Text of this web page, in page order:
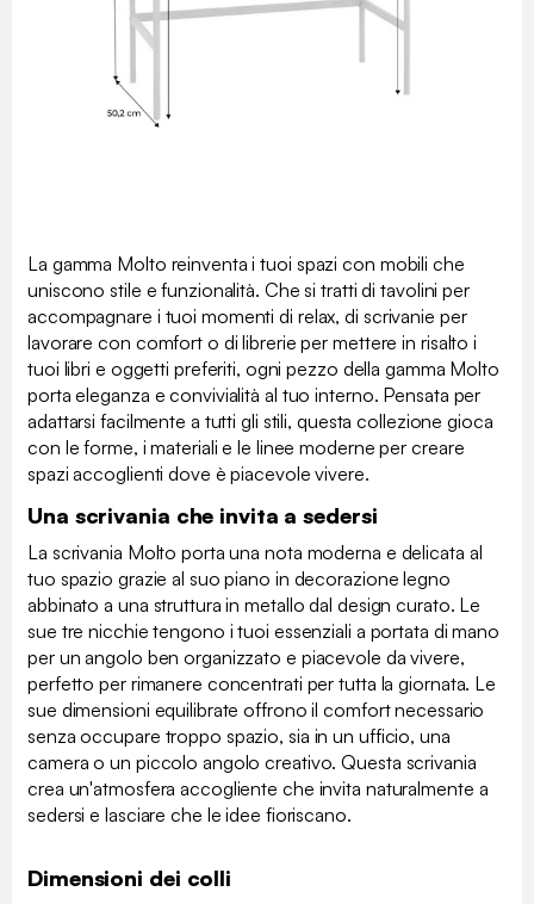
La gamma Molto reinventa i tuoi spazi con mobili che
uniscono stile e funzionalità. Che si tratti di tavolini per
accompagnare i tuoi momenti di relax, di scrivanie per
lavorare con comfort o di librerie per mettere in risalto i
tuoi libri e oggetti preferiti, ogni pezzo della gamma Molto
porta eleganza e convivialità al tuo interno. Pensata per
adattarsi facilmente a tutti gli stili, questa collezione gioca
con le forme, i materiali e le linee moderne per creare
spazi accoglienti dove è piacevole vivere.
Una scrivania che invita a sedersi
La scrivania Molto porta una nota moderna e delicata al
tuo spazio grazie al suo piano in decorazione legno
abbinato a una struttura in metallo dal design curato. Le
sue tre nicchie tengono i tuoi essenziali a portata di mano
per un angolo ben organizzato e piacevole da vivere,
perfetto per rimanere concentrati per tutta la giornata. Le
sue dimensioni equilibrate offrono il comfort necessario
senza occupare troppo spazio, sia in un ufficio, una
camera o un piccolo angolo creativo. Questa scrivania
crea un'atmosfera accogliente che invita naturalmente a
sedersi e lasciare che le idee fioriscano.
Dimensioni dei colli